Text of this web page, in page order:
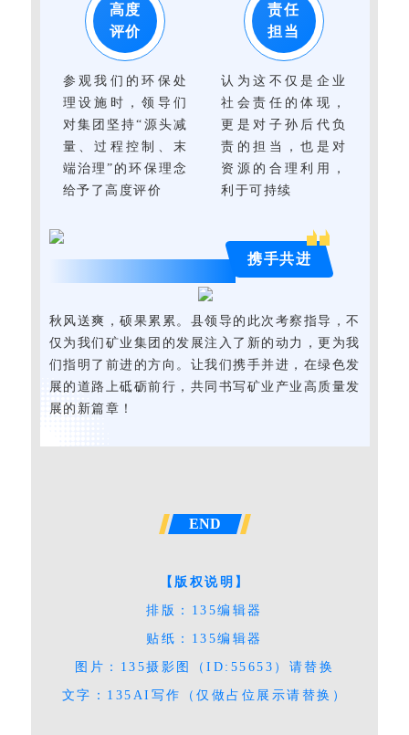
高度
评价
参观我们的环保处
理设施时，领导们
对集团坚持“源头减
量、过程控制、末
端治理”的环保理念
给予了高度评价
责任
担当
认为这不仅是企业
社会责任的体现，
更是对子孙后代负
责的担当，也是对
资源的合理利用，
利于可持续
携手共进
秋风送爽，硕果累累。县领导的此次考察指导，不
仅为我们矿业集团的发展注入了新的动力，更为我
们指明了前进的方向。让我们携手并进，在绿色发
展的道路上砥砺前行，共同书写矿业产业高质量发
展的新篇章！
END
【版权说明】
排版：135编辑器
贴纸：135编辑器
图片：135摄影图（ID:55653）请替换
文字：135AI写作（仅做占位展示请替换）